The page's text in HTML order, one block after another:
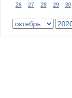
26 27 28 29 30